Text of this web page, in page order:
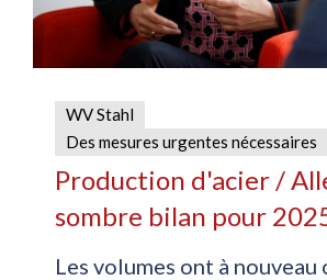
WV Stahl
Des mesures urgentes nécessaires
Production d'acier /
sombre bilan pour
Les volumes ont à nouveau